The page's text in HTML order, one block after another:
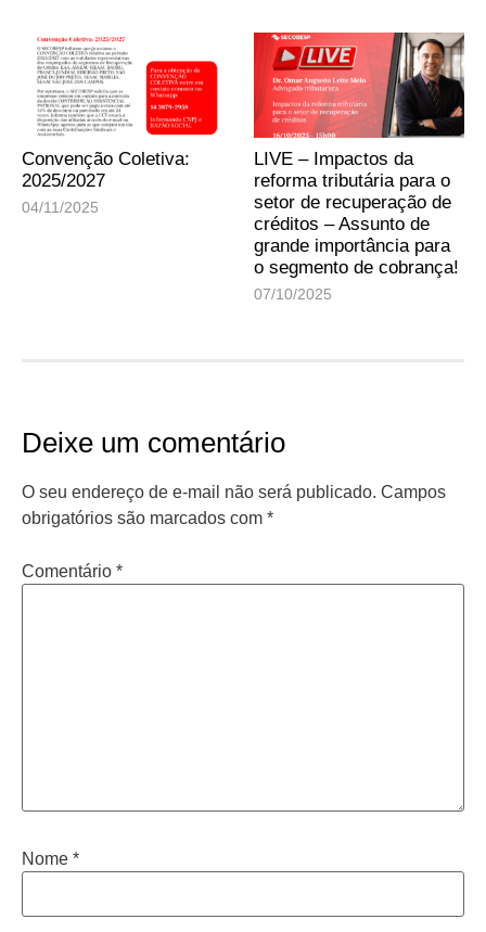
Convenção Coletiva:
2025/2027
04/11/2025
LIVE – Impactos da
reforma tributária para o
setor de recuperação de
créditos – Assunto de
grande importância para
o segmento de cobrança!
07/10/2025
Deixe um comentário
O seu endereço de e-mail não será publicado. Campos
obrigatórios são marcados com *
Comentário *
Nome *